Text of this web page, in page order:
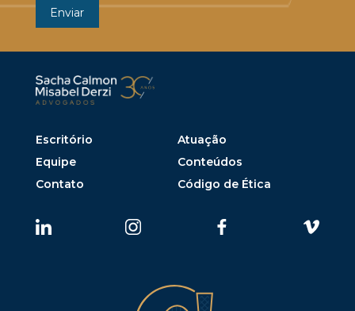
Escritório
Atuação
Equipe
Conteúdos
Contato
Código de Ética